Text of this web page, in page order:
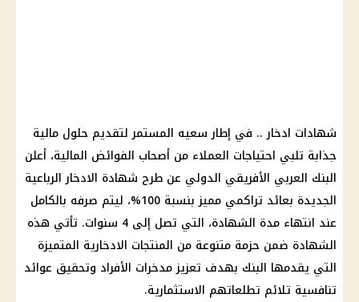
شهادات ادخار.. في إطار سعيه المستمر لتقديم حلول مالية
جذابة تلبي احتياجات العملاء من أصحاب الفوائض المالية، أعلن
البنك العربي الأفريقي الدولي عن طرح شهادة الادخار الرباعية
الجديدة بعائد تراكمي مميز بنسبة 100%، ليتم صرفه بالكامل
عند انتهاء مدة الشهادة، التي تصل إلى 4 سنوات. تأتي هذه
الشهادة ضمن حزمة متنوعة من المنتجات الادخارية المتميزة
التي يقدمها البنك بهدف تعزيز مدخرات الأفراد وتحقيق عوائد
تنافسية تلائم تطلعاتهم الاستثمارية.